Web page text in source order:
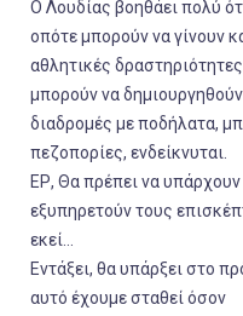
Ο Λουδίας βοηθάει πολύ
οπότε μπορούν να γίνουν
αθλητικές
μπορούν να δημιουργηθούν
διαδρομές με ποδήλατα,
πεζοπορίες, ενδείκνυται.
ΕΡ, Θα πρέπει να υπάρχουν
εξυπηρετούν τους
εκεί...
Εντάξει, θα υπάρξει στο
αυτό έχουμε σταθεί όσον